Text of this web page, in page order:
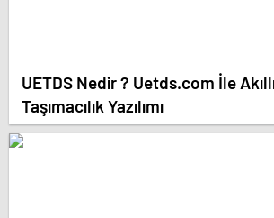
UETDS Nedir ? Uetds.com İle
Taşımacılık Yazılımı